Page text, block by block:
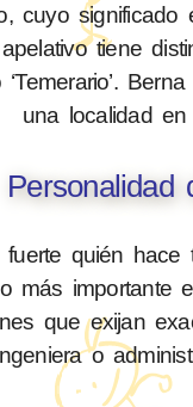
cuyo
tiene
‘Temerario’.
una localidad en
Personalidad
quién
más importante
que exijan
o